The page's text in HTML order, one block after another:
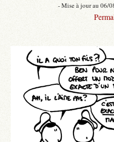
- Mise à jour au 06/